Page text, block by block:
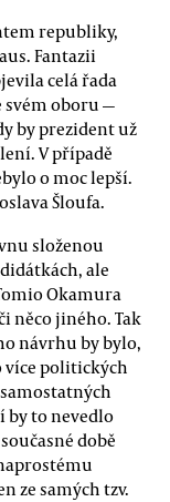
republiky,
Fantazii
celá řada
svém oboru —
by prezident už
V případě
o moc lepší.
Šloufa.
složenou
ale
Okamura
něco jiného. Tak
návrhu by bylo,
více politických
by to nevedlo
době
ze samých tzv.